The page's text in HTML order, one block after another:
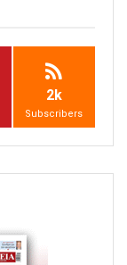
2k
Subscribers